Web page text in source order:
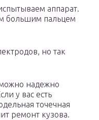
аппарат.
большим пальцем
но так
надежно
у вас есть
точечная
ремонт кузова.